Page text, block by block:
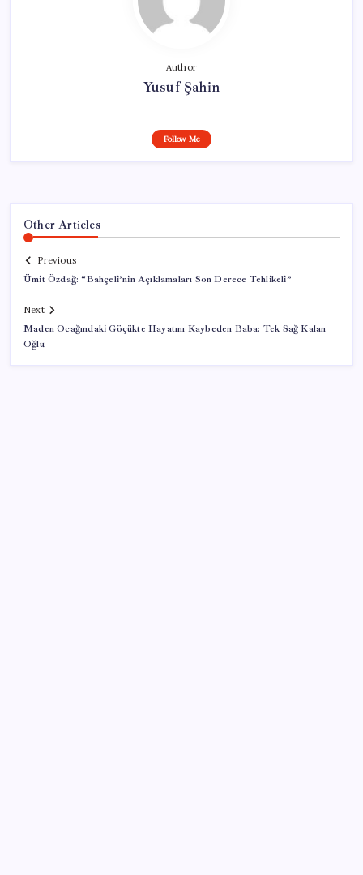
Author
Yusuf Şahin
Follow Me
Other Articles
Previous
Ümit Özdağ: “Bahçeli’nin Açıklamaları Son Derece Tehlikeli”
Next
Maden Ocağındaki Göçükte Hayatını Kaybeden Baba: Tek Sağ Kalan
Oğlu